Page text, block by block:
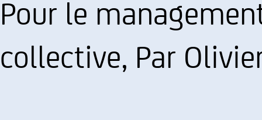
Pour le
collective, Par